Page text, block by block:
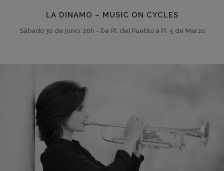
LA DINAMO – MUSIC ON CYCLES
Sábado 30 de junio. 20h - De Pl. del Pueblo a Pl. 5 de Marzo